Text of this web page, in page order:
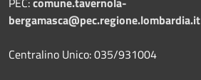
bergamasca@pec.regione.lombardia.it
Centralino Unico: 035/931004